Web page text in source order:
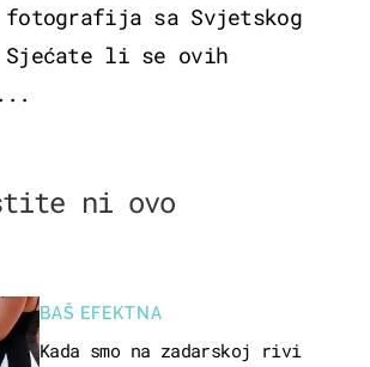
fotografija sa Svjetskog
Sjećate li se ovih
ni ovo
BAŠ EFEKTNA
Kada smo na zadarskoj rivi